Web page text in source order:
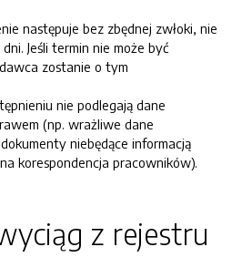
następuje bez zbędnej zwłoki, nie
Jeśli termin nie może być
zostanie o tym
nie podlegają dane
(np. wrażliwe dane
niebędące informacją
korespondencja pracowników).
z rejestru